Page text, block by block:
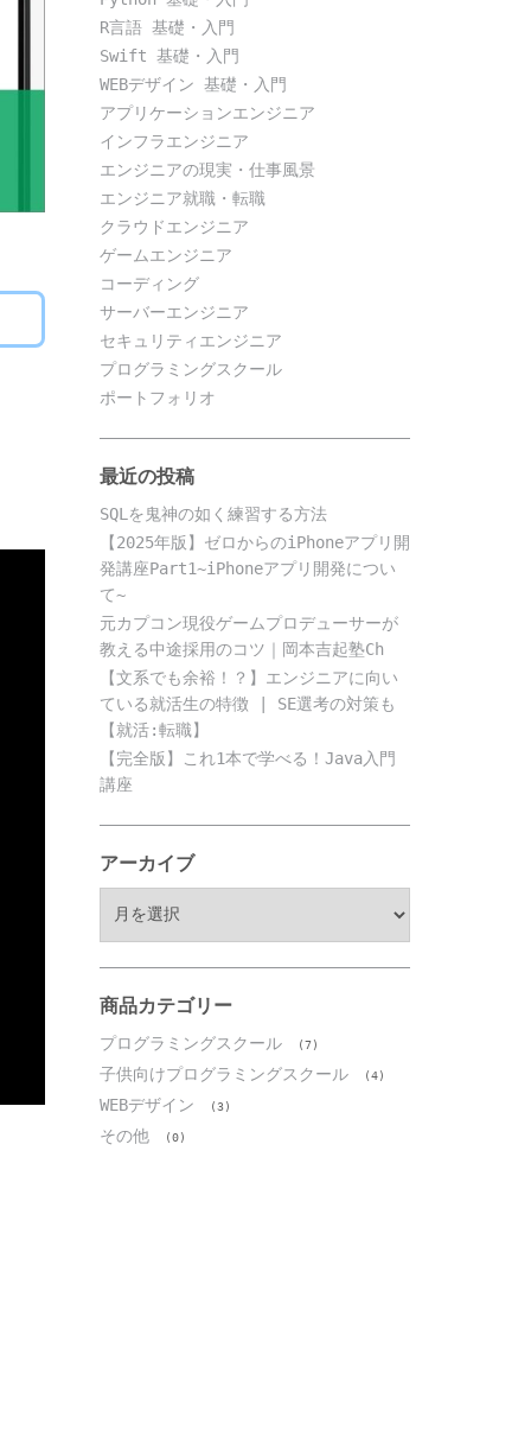
R言語 基礎・入門
Swift 基礎・入門
WEBデザイン 基礎・入門
アプリケーションエンジニア
インフラエンジニア
エンジニアの現実・仕事風景
エンジニア就職・転職
クラウドエンジニア
ゲームエンジニア
コーディング
サーバーエンジニア
セキュリティエンジニア
プログラミングスクール
ポートフォリオ
最近の投稿
SQLを鬼神の如く練習する方法
【2025年版】ゼロからのiPhoneアプリ開
発講座Part1~iPhoneアプリ開発につい
て~
元カプコン現役ゲームプロデューサーが
教える中途採用のコツ｜岡本吉起塾Ch
【文系でも余裕！？】エンジニアに向い
ている就活生の特徴 | SE選考の対策も
【就活:転職】
【完全版】これ1本で学べる！Java入門
講座
アーカイブ
ブ
商品カテゴリー
プログラミングスクール (7)
子供向けプログラミングスクール (4)
WEBデザイン (3)
その他 (0)